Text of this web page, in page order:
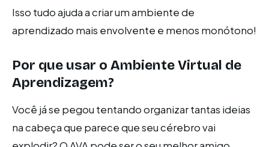
Isso tudo ajuda a criar um ambiente de
aprendizado mais envolvente e menos monótono!
Por que usar o Ambiente Virtual de
Aprendizagem?
Você já se pegou tentando organizar tantas ideias
na cabeça que parece que seu cérebro vai